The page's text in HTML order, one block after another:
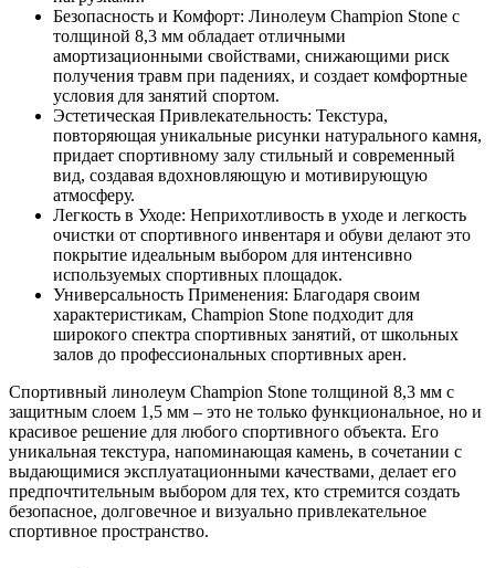
Безопасность и Комфорт: Линолеум Champion Stone с
толщиной 8,3 мм обладает отличными
амортизационными свойствами, снижающими риск
получения травм при падениях, и создает комфортные
условия для занятий спортом.
Эстетическая Привлекательность: Текстура,
повторяющая уникальные рисунки натурального камня,
придает спортивному залу стильный и современный
вид, создавая вдохновляющую и мотивирующую
атмосферу.
Легкость в Уходе: Неприхотливость в уходе и легкость
очистки от спортивного инвентаря и обуви делают это
покрытие идеальным выбором для интенсивно
используемых спортивных площадок.
Универсальность Применения: Благодаря своим
характеристикам, Champion Stone подходит для
широкого спектра спортивных занятий, от школьных
залов до профессиональных спортивных арен.
Спортивный линолеум Champion Stone толщиной 8,3 мм с
защитным слоем 1,5 мм – это не только функциональное, но и
красивое решение для любого спортивного объекта. Его
уникальная текстура, напоминающая камень, в сочетании с
выдающимися эксплуатационными качествами, делает его
предпочтительным выбором для тех, кто стремится создать
безопасное, долговечное и визуально привлекательное
спортивное пространство.